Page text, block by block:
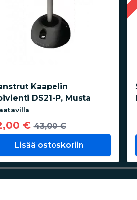
Kaapelin
DS21-P, Musta
€ 43,00 €
Lisää ostoskoriin